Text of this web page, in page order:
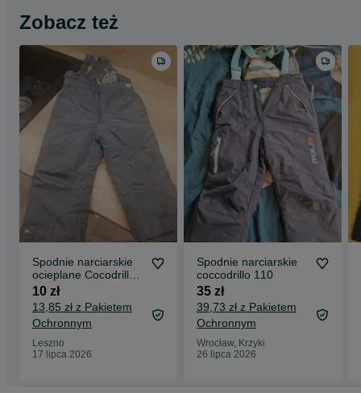
Zobacz też
Spodnie narciarskie
ocieplane Cocodrillo
92
10 zł
13,85 zł z Pakietem
Ochronnym
Leszno
17 lipca 2026
Spodnie narciarskie
coccodrillo 110
35 zł
39,73 zł z Pakietem
Ochronnym
Wrocław, Krzyki
26 lipca 2026